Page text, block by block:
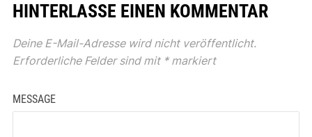
HINTERLASSE EINEN KOMMENTAR
Deine E-Mail-Adresse wird nicht veröffentlicht.
Erforderliche Felder sind mit *markiert
MESSAGE